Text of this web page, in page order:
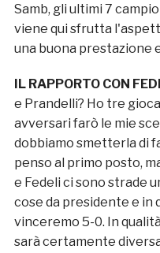
Samb, gli ultimi 7
viene qui sfrutta
una buona prestazione
IL RAPPORTO CON
e Prandelli? Ho tre
avversari farò le mie
dobbiamo smetterla di
penso al primo posto,
e Fedeli ci sono strade
cose da presidente e in
vinceremo 5-0. In
sarà certamente